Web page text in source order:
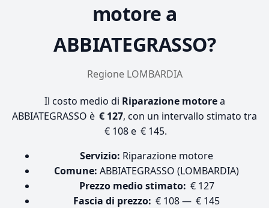
motore a
ABBIATEGRASSO?
Regione LOMBARDIA
Il costo medio di Riparazione motorea
ABBIATEGRASSO è € 127, con un intervallo stimato tra
€ 108 e € 145.
Servizio: Riparazione motore
Comune: ABBIATEGRASSO (LOMBARDIA)
Prezzo medio stimato: € 127
Fascia di prezzo: € 108 — € 145